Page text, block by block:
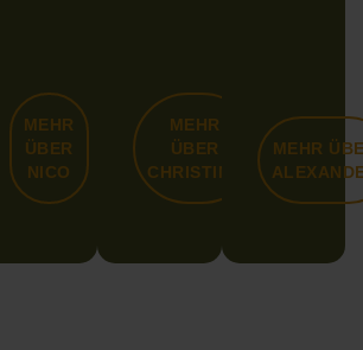
MEHR
ÜBER
NICO
MEHR
ÜBER
CHRISTINA
MEHR